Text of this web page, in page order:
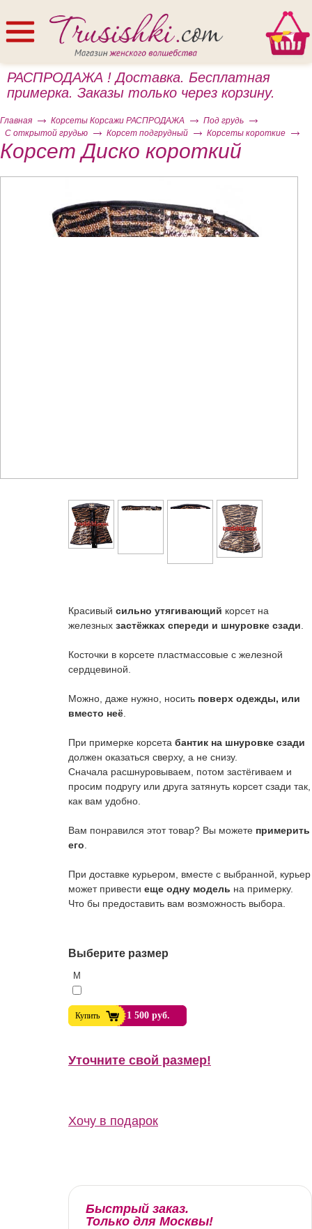
РАСПРОДАЖА ! Доставка. Бесплатная
примерка. Заказы только через корзину.
Главная Корсеты Корсажи РАСПРОДАЖА
Под грудь
С открытой грудью
Корсет подгрудный Корсеты короткие
Корсет Диско короткий
Красивый сильно утягивающий корсет на
железных застёжках спереди и шнуровке сзади
Косточки в корсете пластмассовые с железной
сердцевиной.
Можно, даже нужно, носить поверх одежды, или
вместо неё
При примерке корсета бантик на шнуровке сзади
должен оказаться сверху, а не снизу.
Сначала расшнуровываем, потом застёгиваем и
просим подругу или друга затянуть корсет сзади так,
как вам удобно.
Вам понравился этот товар? Вы можете примерить
его
При доставке курьером, вместе с выбранной, курьер
может привести еще одну модель на примерку.
Что бы предоставить вам возможность выбора.
Выберите размер
M
Купить 1 500 руб.
Уточните свой размер!
Хочу в подарок
Быстрый заказ.
Только для Москвы!